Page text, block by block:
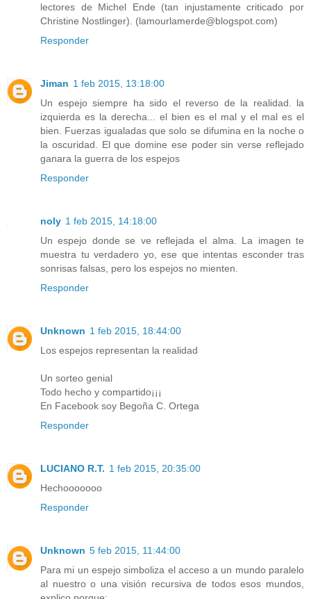
lectores de Michel Ende (tan injustamente criticado por
Christine Nostlinger). (lamourlamerde@blogspot.com)
Responder
Jiman 1 feb 2015, 13:18:00
Un espejo siempre ha sido el reverso de la realidad. la
izquierda es la derecha... el bien es el mal y el mal es el
bien. Fuerzas igualadas que solo se difumina en la noche o
la oscuridad. El que domine ese poder sin verse reflejado
ganara la guerra de los espejos
Responder
noly 1 feb 2015, 14:18:00
Un espejo donde se ve reflejada el alma. La imagen te
muestra tu verdadero yo, ese que intentas esconder tras
sonrisas falsas, pero los espejos no mienten.
Responder
Unknown 1 feb 2015, 18:44:00
Los espejos representan la realidad
Un sorteo genial
Todo hecho y compartido¡¡¡
En Facebook soy Begoña C. Ortega
Responder
LUCIANO R.T. 1 feb 2015, 20:35:00
Hechooooooo
Responder
Unknown 5 feb 2015, 11:44:00
Para mi un espejo simboliza el acceso a un mundo paralelo
al nuestro o una visión recursiva de todos esos mundos,